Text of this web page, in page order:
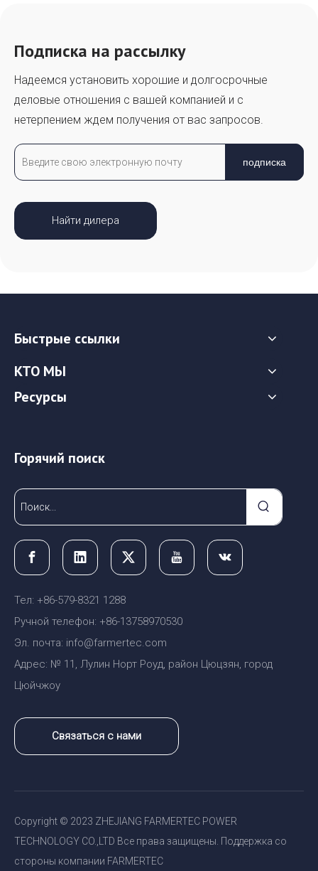
Подписка на рассылку
Надеемся установить хорошие и долгосрочные
деловые отношения с вашей компанией и с
нетерпением ждем получения от вас запросов.
подписка
Найти дилера
Быстрые ссылки
КТО МЫ
Ресурсы
Горячий поиск
Тел: +86-579-8321 1288
Ручной телефон: +86-13758970530
Эл. почта: info@farmertec.com
Адрес: № 11, Лулин Норт Роуд, район Цюцзян, город
Цюйчжоу
Связаться с нами
Copyright © 2023 ZHEJIANG FARMERTEC POWER
TECHNOLOGY CO.,LTD Все права защищены. Поддержка со
стороны компании FARMERTEC